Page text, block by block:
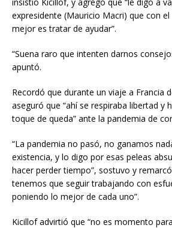
expresidente (Mauricio Macri) que con
mejor es tratar de ayudar”.
“Suena raro que intenten darnos
apuntó.
Recordó que durante un viaje a Francia
aseguró que “ahí se respiraba libertad y
toque de queda” ante la pandemia de
“La pandemia no pasó, no ganamos
existencia, y lo digo por esas peleas
hacer perder tiempo”, sostuvo y
tenemos que seguir trabajando con
poniendo lo mejor de cada uno”.
Kicillof advirtió que “no es momento